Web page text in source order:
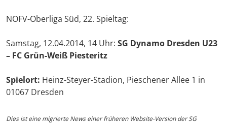
NOFV-Oberliga Süd, 22. Spieltag:
Samstag, 12.04.2014, 14 Uhr: SG Dynamo Dresden U23
– FC Grün-Weiß Piesteritz
Spielort: Heinz-Steyer-Stadion, Pieschener Allee 1 in
01067 Dresden
Dies ist eine migrierte News einer früheren Website-Version der SG